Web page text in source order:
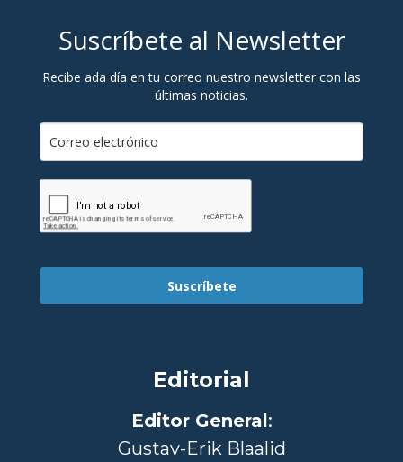
Suscríbete al Newsletter
Recibe ada día en tu correo nuestro newsletter con las
últimas noticias.
Suscríbete
Editorial
Editor General:
Gustav-Erik Blaalid